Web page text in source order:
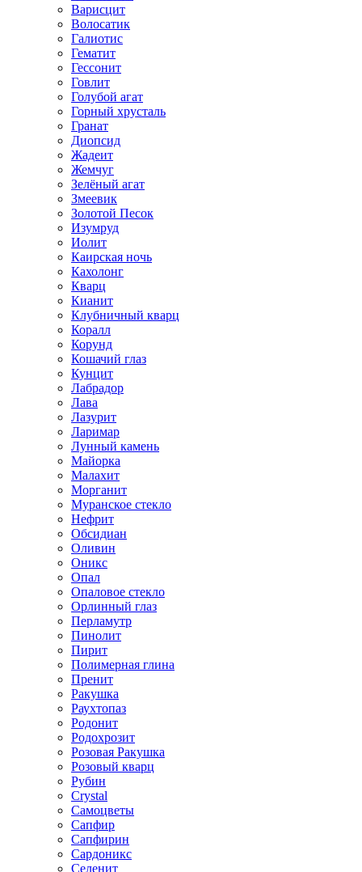
Варисцит
Волосатик
Галиотис
Гематит
Гессонит
Говлит
Голубой агат
Горный хрусталь
Гранат
Диопсид
Жадеит
Жемчуг
Зелёный агат
Змеевик
Золотой Песок
Изумруд
Иолит
Каирская ночь
Кахолонг
Кварц
Кианит
Клубничный кварц
Коралл
Корунд
Кошачий глаз
Кунцит
Лабрадор
Лава
Лазурит
Ларимар
Лунный камень
Майорка
Малахит
Морганит
Муранское стекло
Нефрит
Обсидиан
Оливин
Оникс
Опал
Опаловое стекло
Орлинный глаз
Перламутр
Пинолит
Пирит
Полимерная глина
Пренит
Ракушка
Раухтопаз
Родонит
Родохрозит
Розовая Ракушка
Розовый кварц
Рубин
Сrystal
Самоцветы
Сапфир
Сапфирин
Сардоникс
Селенит